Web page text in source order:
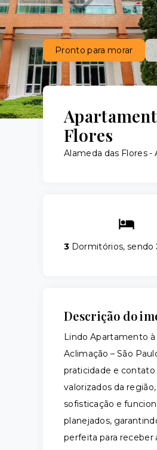
Pronto para morar
Flores
Alameda das Flores -
3 Dormitórios, sendo
Descrição do
Lindo Apartamento à
Aclimação – São
praticidade e contato
valorizados da
sofisticação e
planejados,
perfeita para